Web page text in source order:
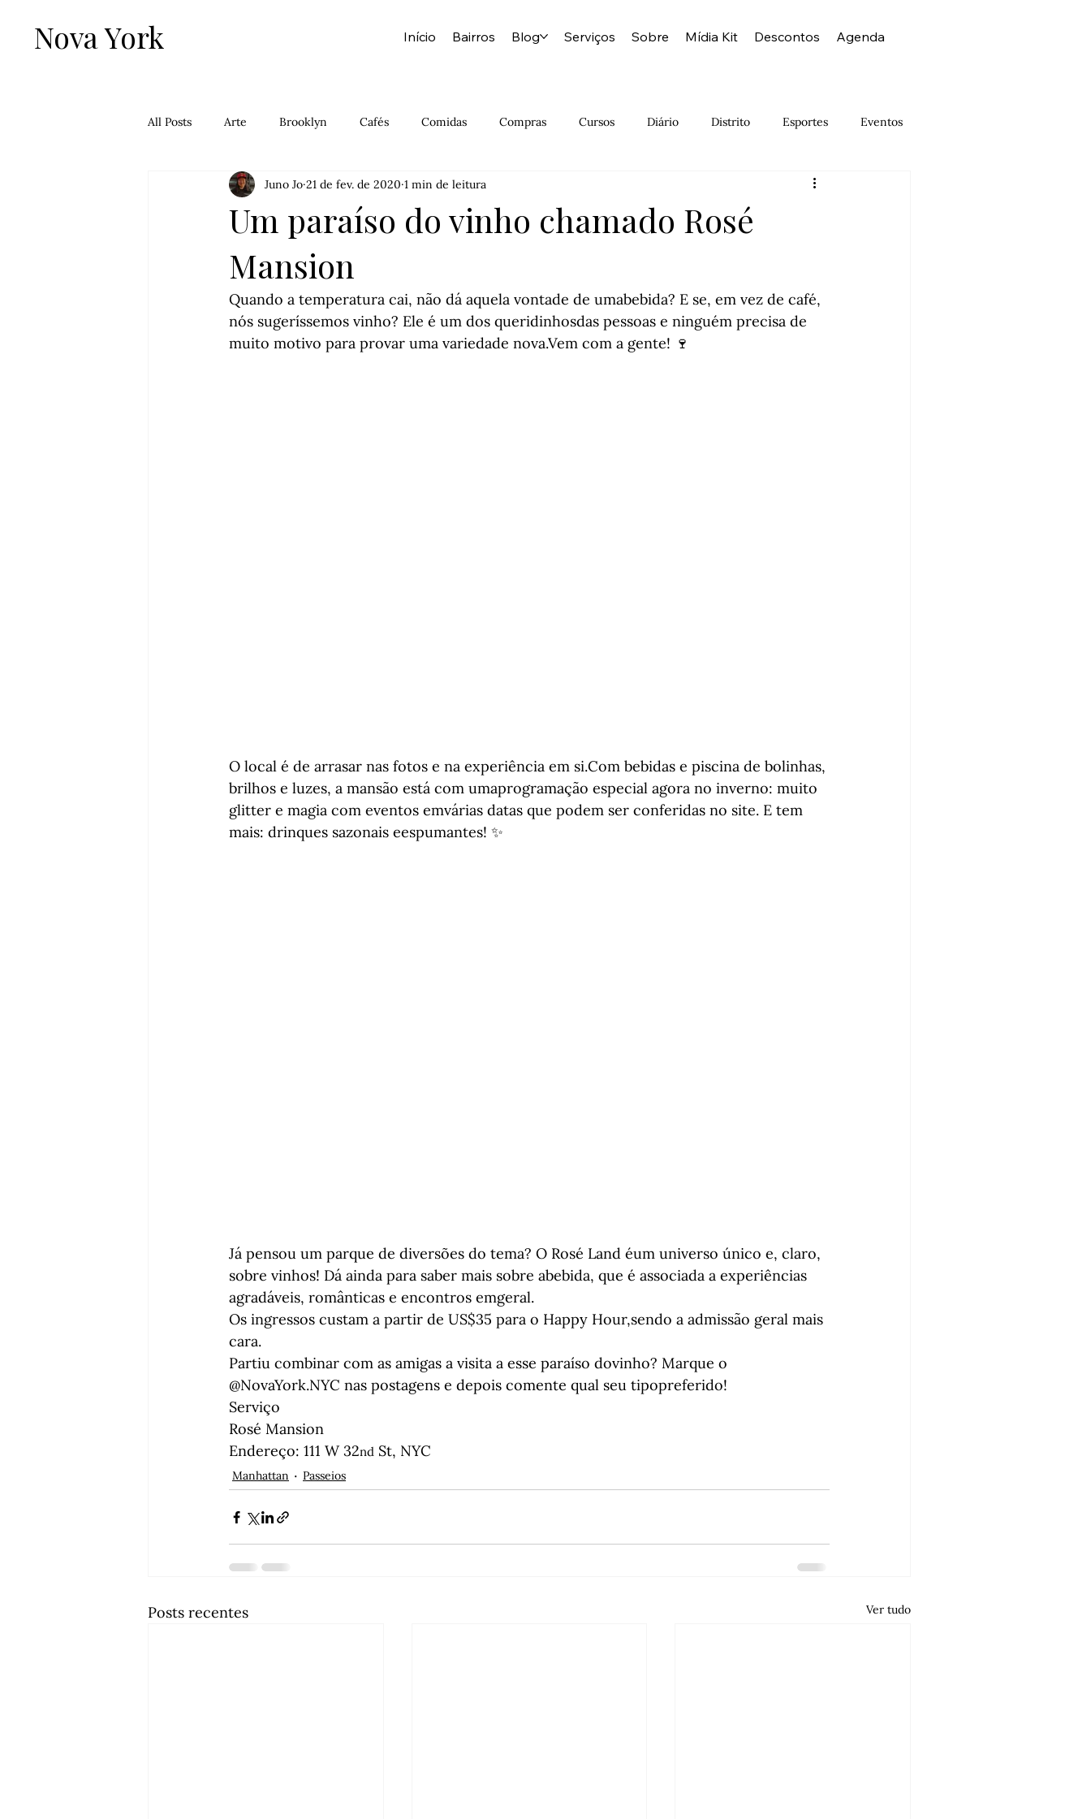
Nova York Início Bairros Blog Serviços Sobre Mídia Kit Descontos Agenda
All Posts Arte Brooklyn Cafés Comidas Compras Cursos Diário Distrito Esportes Eventos
Filmes Francês Grátis História Natural
Manhattan
Queens
Um paraíso do vinho chamado Rosé
Mansion
Juno Jo 21 de fev. de 2020 1 min de leitura
Quando a temperatura cai, não dá aquela vontade de umabebida? E se, em vez de café,
nós sugeríssemos vinho? Ele é um dos queridinhosdas pessoas e ninguém precisa de
muito motivo para provar uma variedade nova.Vem com a gente! 🍷
O local é de arrasar nas fotos e na experiência em si.Com bebidas e piscina de bolinhas,
brilhos e luzes, a mansão está com umaprogramação especial agora no inverno: muito
glitter e magia com eventos emvárias datas que podem ser conferidas no site. E tem
mais: drinques sazonais eespumantes! ✨
Já pensou um parque de diversões do tema? O Rosé Land éum universo único e, claro,
sobre vinhos! Dá ainda para saber mais sobre abebida, que é associada a experiências
agradáveis, românticas e encontros emgeral.
Os ingressos custam a partir de US$35 para o Happy Hour,sendo a admissão geral mais
cara.
Partiu combinar com as amigas a visita a esse paraíso dovinho? Marque o
@NovaYork.NYC nas postagens e depois comente qual seu tipopreferido!
Serviço
Rosé Mansion
Endereço: 111 W 32nd St, NYC
Manhattan Passeios
Posts recentes Ver tudo